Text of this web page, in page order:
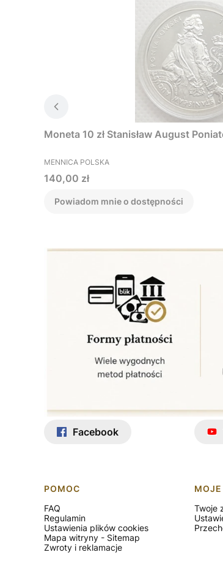
Moneta 10 zł Stanisław August
PRODUCENT
MENNICA POLSKA
Cena
140,00 zł
Powiadom mnie o dostępności
Facebook
Linki w stopce
POMOC
FAQ
Regulamin
Ustawienia plików cookies
Mapa witryny - Sitemap
Zwroty i reklamacje
MOJE
Twoje